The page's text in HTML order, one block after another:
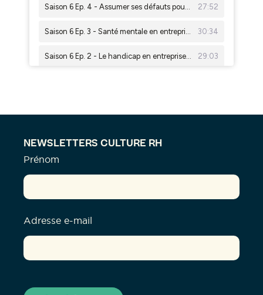
NEWSLETTERS CULTURE RH
Prénom
Adresse e-mail